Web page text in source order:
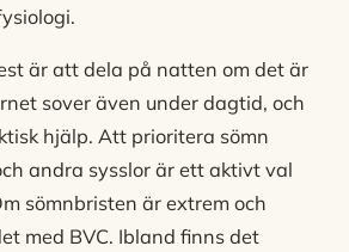
är att dela på natten om det är
sover även under dagtid, och
hjälp. Att prioritera sömn
andra sysslor är ett aktivt val
sömnbristen är extrem och
med BVC. Ibland finns det